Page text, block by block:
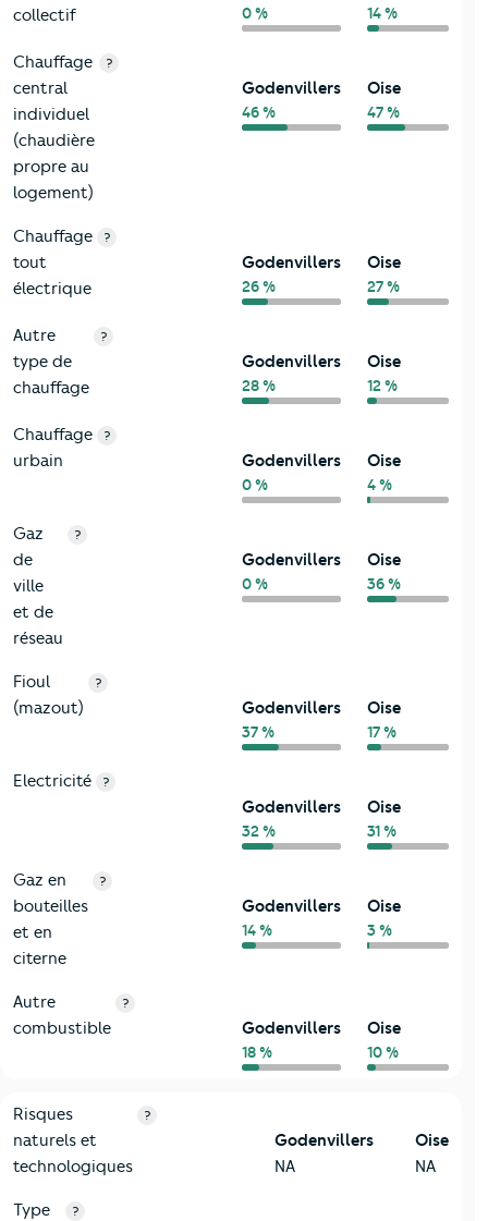
collectif
0 % 14 %
Chauffage
central
individuel
(chaudière
propre au
logement)
?
Godenvillers
46 %
Oise
47 %
Chauffage
tout
électrique
?
Godenvillers
26 %
Oise
27 %
Autre
type de
chauffage
?
Godenvillers
28 %
Oise
12 %
Chauffage
urbain
?
Godenvillers
0 %
Oise
4 %
Gaz
de
ville
et de
réseau
?
Godenvillers
0 %
Oise
36 %
Fioul
(mazout)
?
Godenvillers
37 %
Oise
17 %
Electricité ?
Godenvillers
32 %
Oise
31 %
Gaz en
bouteilles
et en
citerne
?
Godenvillers
14 %
Oise
3 %
Autre
combustible
?
Godenvillers
18 %
Oise
10 %
9-Diagnostic risques
Critères Godenvillers
Risques
naturels et
technologiques
?
Godenvillers
NA
Oise
NA
Type
?